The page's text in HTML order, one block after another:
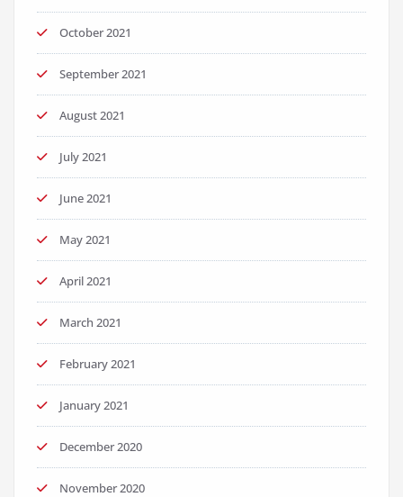
October 2021
September 2021
August 2021
July 2021
June 2021
May 2021
April 2021
March 2021
February 2021
January 2021
December 2020
November 2020